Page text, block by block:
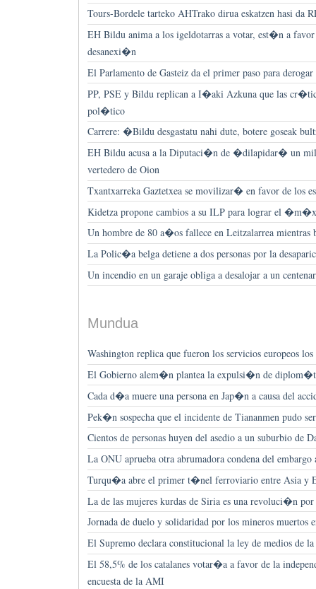
Tours-Bordele tarteko AHTrako dirua eskatzen hasi da
EH Bildu anima a los igeldotarras a votar, est�n a
desanexi�n
El Parlamento de Gasteiz da el primer paso para
PP, PSE y Bildu replican a I�aki Azkuna que las
pol�tico
Carrere: �Bildu desgastatu nahi dute, botere goseak
EH Bildu acusa a la Diputaci�n de �dilapidar� un
vertedero de Oion
Txantxarreka Gaztetxea se movilizar� en favor de los
Kidetza propone cambios a su ILP para lograr el
Un hombre de 80 a�os fallece en Leitzalarrea mientras
La Polic�a belga detiene a dos personas por la
Un incendio en un garaje obliga a desalojar a un
Mundua
Washington replica que fueron los servicios europeos los
El Gobierno alem�n plantea la expulsi�n de
Cada d�a muere una persona en Jap�n a causa del
Pek�n sospecha que el incidente de Tiananmen pudo
Cientos de personas huyen del asedio a un suburbio de
La ONU aprueba otra abrumadora condena del embargo
Turqu�a abre el primer t�nel ferroviario entre Asia y
La de las mujeres kurdas de Siria es una revoluci�n
Jornada de duelo y solidaridad por los mineros muertos
El Supremo declara constitucional la ley de medios de
El 58,5% de los catalanes votar�a a favor de la
encuesta de la AMI